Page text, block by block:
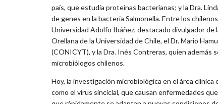
país, que estudia proteínas bacterianas; y la Dra.
de genes en la bacteria Salmonella. Entre los
Universidad Adolfo Ibáñez, destacado divulgador de
Orellana de la Universidad de Chile, el Dr. Mario
(CONICYT), y la Dra. Inés Contreras, quien además
microbiólogos chilenos.
Hoy, la investigación microbiológica en el área
como el virus sincicial, que causan enfermedades